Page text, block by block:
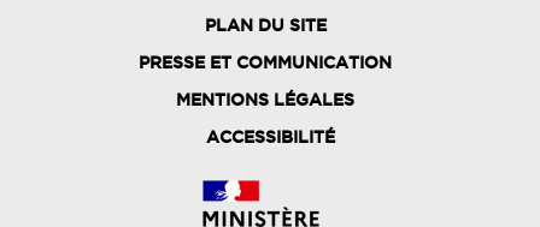
FOOTER
MENU
PLAN DU SITE
PRESSE ET COMMUNICATION
MENTIONS LÉGALES
ACCESSIBILITÉ